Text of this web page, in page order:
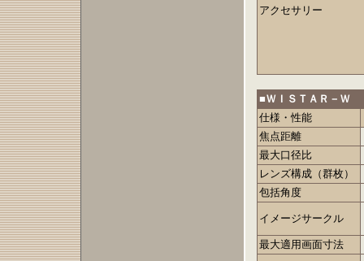
アクセサリー
■ＷＩＳＴＡＲ－Ｗ
仕様・性能
焦点距離
最大口径比
レンズ構成（群枚）
包括角度
イメージサークル
最大適用画面寸法